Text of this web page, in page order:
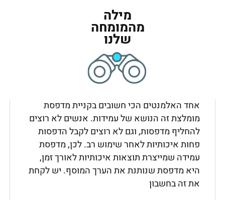
מילה
מהמומחה
שלנו
אחד האלמנטים הכי חשובים בקניית מדפסת
מומלצת זה הנושא של עמידות. אנשים לא רוצים
להחליף מדפסות, וגם לא רוצים לקבל הדפסות
פחות איכותיות לאחר שימוש רב. לכן, מדפסת
עמידה שמייצרת תוצאות איכותיות לאורך זמן,
היא מדפסת שנותנת את הערך המוסף. יש לקחת
את זה בחשבון